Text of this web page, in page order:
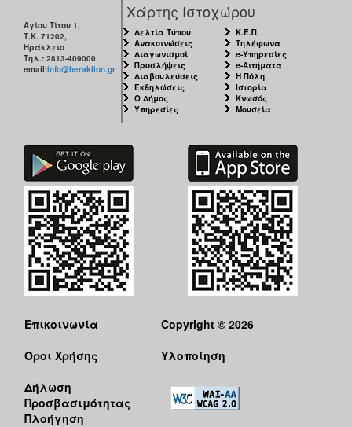
Βρεφονηπιακών
Σταθμών
Δημοτικό
Γυναικών
Κέντρο
Κοινότητας
Κοινωνικό
Φαρμακείο
Κοινωνικό
Παντοπωλείο
Ισότητα
των
Αυτόματοι
Αγίου Τίτου 1,
Τ.Κ. 71202,
Ηράκλειο
Τηλ.: 2813-409000
email:info@heraklion.gr
Χάρτης Ιστοχώρου
Δελτία Τύπου
Ανακοινώσεις
Διαγωνισμοί
Προσλήψεις
Διαβουλεύσεις
Εκδηλώσεις
Ο Δήμος
Υπηρεσίες
Κ.Ε.Π.
Τηλέφωνα
e-Υπηρεσίες
e-Αιτήματα
Η Πόλη
Ιστορία
Κνωσός
Μουσεία
Επικοινωνία
Όροι Χρήσης
Δήλωση
Προσβασιμότητας
Πλοήγηση
Copyright © 2026
Υλοποίηση